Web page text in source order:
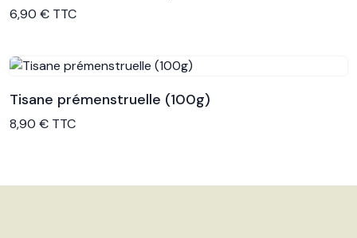
6,90 € TTC
Voir le produit
Tisane prémenstruelle (100g)
8,90 € TTC